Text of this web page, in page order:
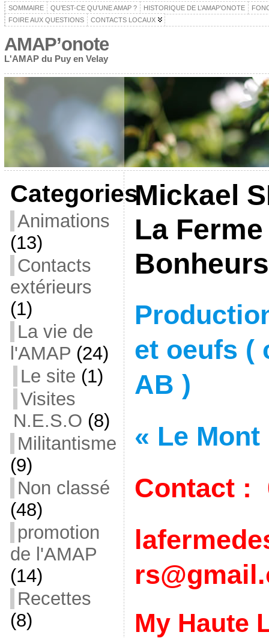
SOMMAIRE QU’EST-CE QU’UNE AMAP ? HISTORIQUE DE L’AMAP’ONOTE
FOIRE AUX QUESTIONS
CONTACTS LOCAUX
AMAP’onote
L'AMAP du Puy en Velay
Categories
Animations
(13)
Contacts
extérieurs
(1)
La vie de
l'AMAP (24)
Le site (1)
Visites
N.E.S.O (8)
Militantisme
(9)
Non classé
(48)
promotion
de l'AMAP
(14)
Recettes
(8)
Mickael
La
Bonheurs
et oeufs (
AB )
« Le Mont
Contact :
My Haute